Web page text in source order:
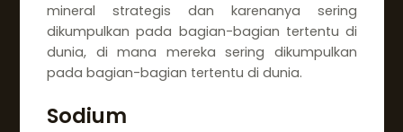
mineral strategis dan karenanya sering
dikumpulkan pada bagian-bagian tertentu di
dunia, di mana mereka sering dikumpulkan
pada bagian-bagian tertentu di dunia.
Sodium